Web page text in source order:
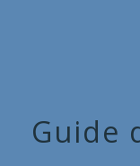
Guide